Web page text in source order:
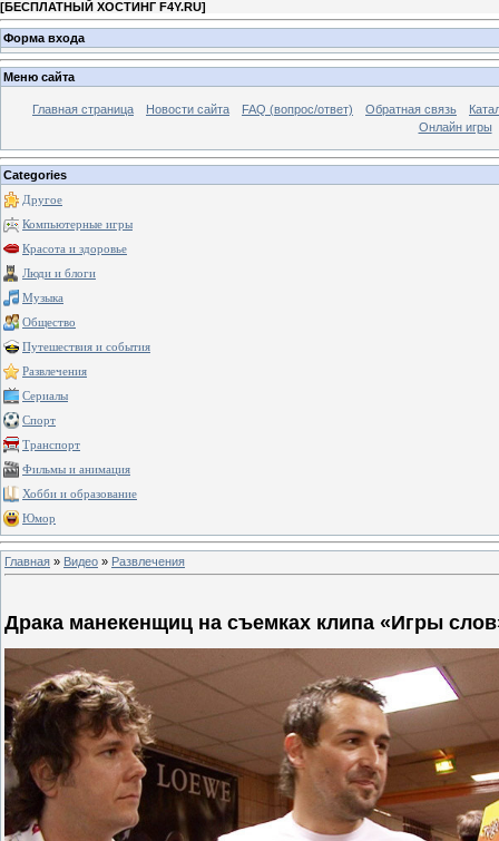
[БЕСПЛАТНЫЙ ХОСТИНГ F4Y.RU]
Форма входа
Меню сайта
Главная страница Новости сайта FAQ (вопрос/ответ) Обратная связь
Онлайн игры
Categories
Другое
Компьютерные игры
Красота и здоровье
Люди и блоги
Музыка
Общество
Путешествия и события
Развлечения
Сериалы
Спорт
Транспорт
Фильмы и анимация
Хобби и образование
Юмор
Главная » Видео » Развлечения
Драка манекенщиц на съемках клипа «Игры